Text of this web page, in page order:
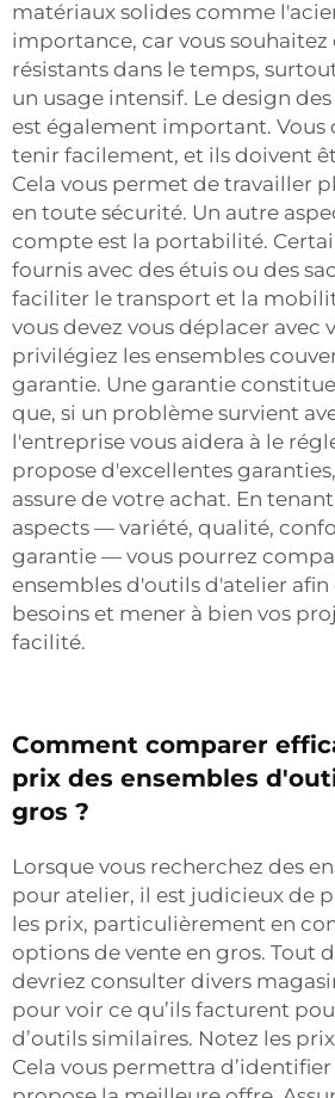
matériaux solides comme
importance, car vous souhaitez
résistants dans le temps,
un usage intensif. Le design
est également important. Vous
tenir facilement, et ils doivent
Cela vous permet de travailler
en toute sécurité. Un autre
compte est la portabilité.
fournis avec des étuis ou des
faciliter le transport et la
vous devez vous déplacer avec
privilégiez les ensembles
garantie. Une garantie
que, si un problème survient
l'entreprise vous aidera à le
propose d'excellentes
assure de votre achat. En
aspects — variété, qualité,
garantie — vous pourrez
ensembles d'outils d'atelier afin
besoins et mener à bien vos
facilité.
Comment comparer
prix des ensembles
gros ?
Lorsque vous recherchez des
pour atelier, il est judicieux de
les prix, particulièrement en
options de vente en gros. Tout
devriez consulter divers
pour voir ce qu’ils facturent
d’outils similaires. Notez les
Cela vous permettra